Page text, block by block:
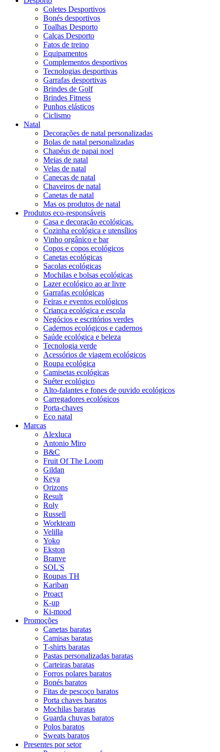
Coletes Desportivos
Bonés desportivos
Toalhas Desporto
Calças Desporto
Fatos de treino
Equipamentos
Complementos desportivos
Tecnologias desportivas
Garrafas desportivas
Brindes de Golf
Brindes Fitness
Punhos elásticos
Ciclismo
Natal
Decorações de natal personalizadas
Bolas de natal personalizadas
Chapéus de papai noel
Meias de natal
Velas de natal
Canecas de natal
Chaveiros de natal
Canetas de natal
Mas os produtos de natal
Produtos eco-responsáveis
Casa e decoração ecológicas.
Cozinha ecológica e utensílios
Vinho orgânico e bar
Copos e copos ecológicos
Canetas ecológicas
Sacolas ecológicas
Mochilas e bolsas ecológicas
Lazer ecológico ao ar livre
Garrafas ecológicas
Feiras e eventos ecológicos
Criança ecológica e escola
Negócios e escritórios verdes
Cadernos ecológicos e cadernos
Saúde ecológica e beleza
Tecnologia verde
Acessórios de viagem ecológicos
Roupa ecológica
Camisetas ecológicas
Suéter ecológico
Alto-falantes e fones de ouvido ecológicos
Carregadores ecológicos
Porta-chaves
Eco natal
Marcas
Alexluca
Antonio Miro
B&C
Fruit Of The Loom
Gildan
Keya
Orizons
Result
Roly
Russell
Workteam
Velilla
Yoko
Ekston
Branve
SOL'S
Roupas TH
Kariban
Proact
K-up
Ki-mood
Promoções
Canetas baratas
Camisas baratas
T-shirts baratas
Pastas personalizadas baratas
Carteiras baratas
Forros polares baratos
Bonés baratos
Fitas de pescoço baratos
Porta chaves baratos
Mochilas baratas
Guarda chuvas baratos
Polos baratos
Sweats baratos
Presentes por setor